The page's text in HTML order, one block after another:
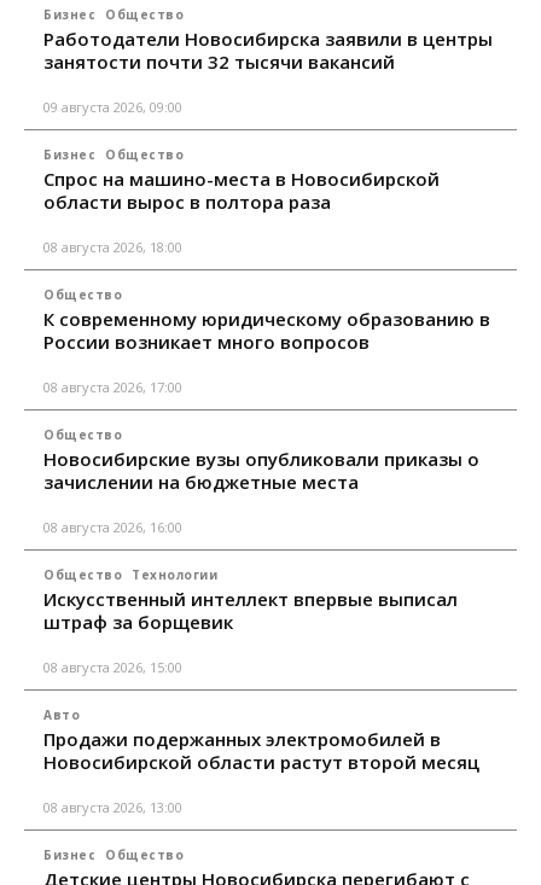
Бизнес Общество
Работодатели Новосибирска заявили в центры
занятости почти 32 тысячи вакансий
09 августа 2026, 09:00
Бизнес Общество
Спрос на машино-места в Новосибирской
области вырос в полтора раза
08 августа 2026, 18:00
Общество
К современному юридическому образованию в
России возникает много вопросов
08 августа 2026, 17:00
Общество
Новосибирские вузы опубликовали приказы о
зачислении на бюджетные места
08 августа 2026, 16:00
Общество Технологии
Искусственный интеллект впервые выписал
штраф за борщевик
08 августа 2026, 15:00
Авто
Продажи подержанных электромобилей в
Новосибирской области растут второй месяц
08 августа 2026, 13:00
Бизнес Общество
Детские центры Новосибирска перегибают с